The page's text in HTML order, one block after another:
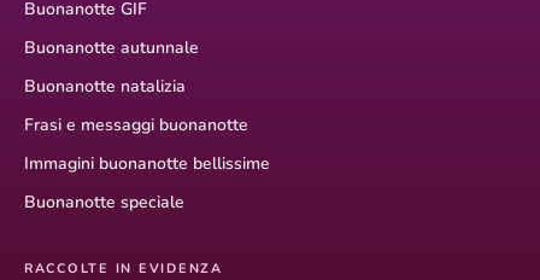
Buonanotte GIF
Buonanotte autunnale
Buonanotte natalizia
Frasi e messaggi buonanotte
Immagini buonanotte bellissime
Buonanotte speciale
RACCOLTE IN EVIDENZA